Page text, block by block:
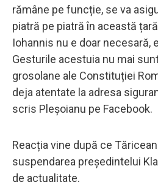
rămâne pe funcție, se va
piatră pe piatră în această
Iohannis nu e doar necesară,
Gesturile acestuia nu mai
grosolane ale Constituției
deja atentate la adresa
scris Pleșoianu pe Facebook.
Reacția vine după ce
suspendarea președintelui
de actualitate.